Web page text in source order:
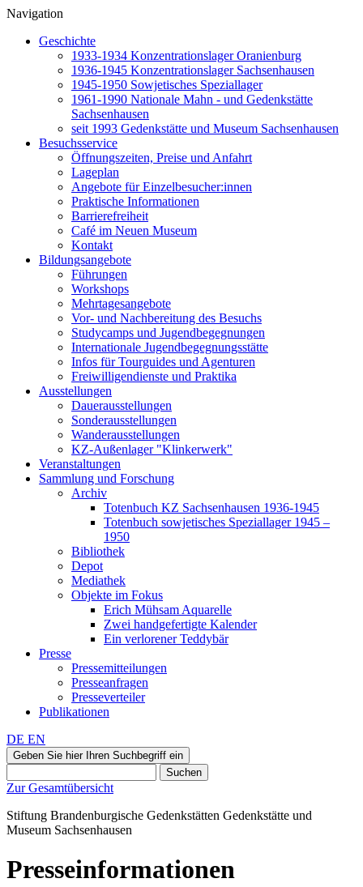
Navigation
Geschichte
1933-1934 Konzentrationslager Oranienburg
1936-1945 Konzentrationslager Sachsenhausen
1945-1950 Sowjetisches Speziallager
1961-1990 Nationale Mahn - und Gedenkstätte
Sachsenhausen
seit 1993 Gedenkstätte und Museum Sachsenhausen
Besuchsservice
Öffnungszeiten, Preise und Anfahrt
Lageplan
Angebote für Einzelbesucher:innen
Praktische Informationen
Barrierefreiheit
Café im Neuen Museum
Kontakt
Bildungsangebote
Führungen
Workshops
Mehrtagesangebote
Vor- und Nachbereitung des Besuchs
Studycamps und Jugendbegegnungen
Internationale Jugendbegegnungsstätte
Infos für Tourguides und Agenturen
Freiwilligendienste und Praktika
Ausstellungen
Dauerausstellungen
Sonderausstellungen
Wanderausstellungen
KZ-Außenlager "Klinkerwerk"
Veranstaltungen
Sammlung und Forschung
Archiv
Totenbuch KZ Sachsenhausen 1936-1945
Totenbuch sowjetisches Speziallager 1945 –
1950
Bibliothek
Depot
Mediathek
Objekte im Fokus
Erich Mühsam Aquarelle
Zwei handgefertigte Kalender
Ein verlorener Teddybär
Presse
Pressemitteilungen
Presseanfragen
Presseverteiler
Publikationen
DE EN
Geben Sie hier Ihren Suchbegriff ein
Suchen
Zur Gesamtübersicht
Stiftung Brandenburgische Gedenkstätten Gedenkstätte und
Museum Sachsenhausen
Presseinformationen